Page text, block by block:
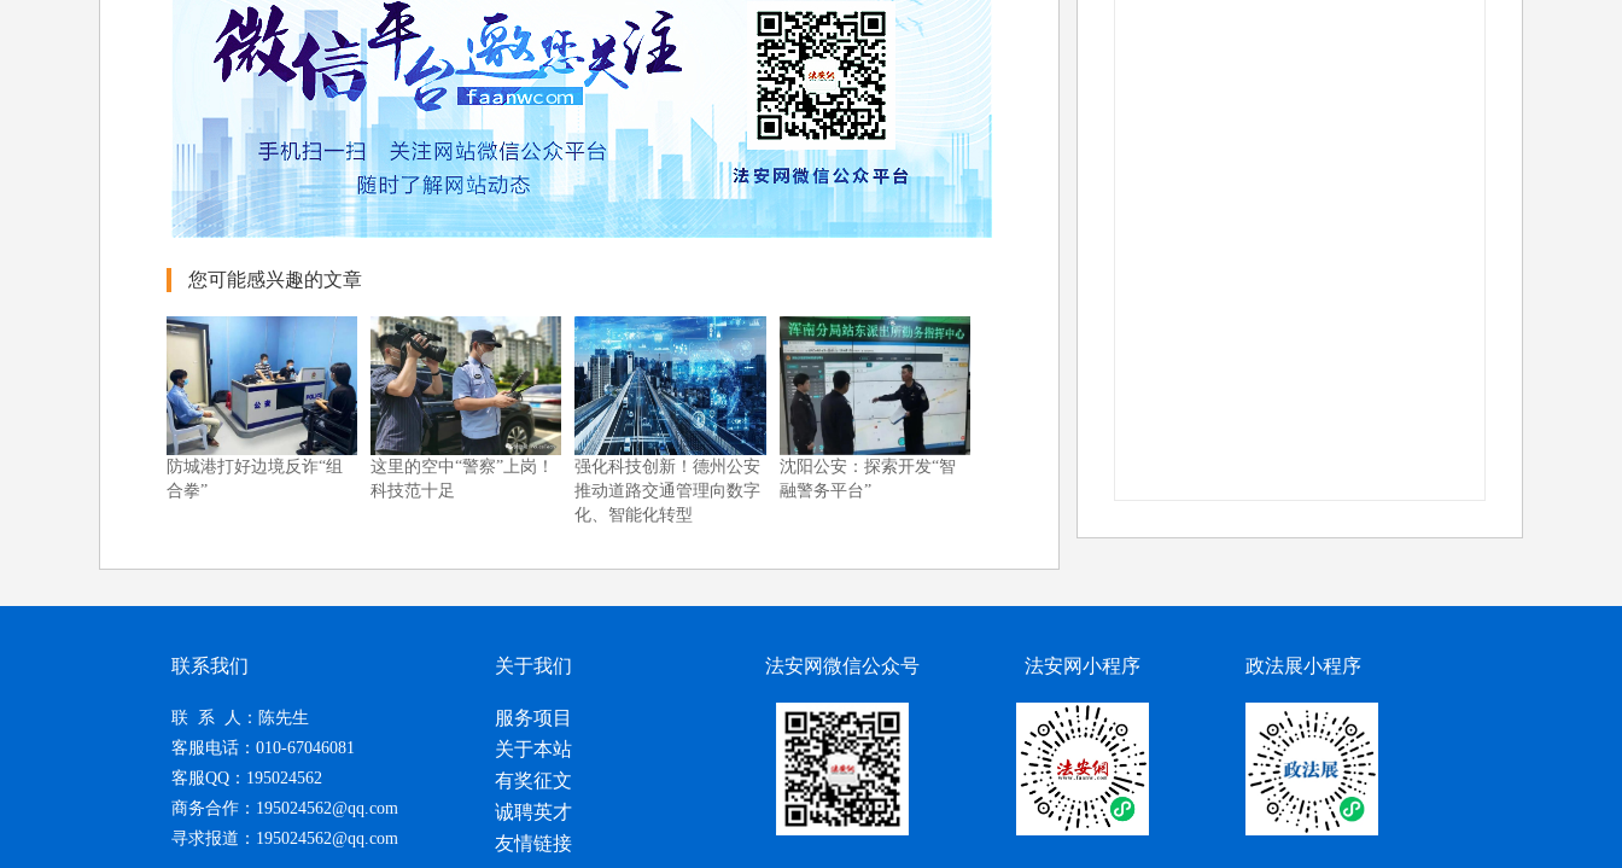
您可能感兴趣的文章
防城港打好边境反诈“组
合拳”
这里的空中“警察”上岗！
科技范十足
强化科技创新！德州公安
推动道路交通管理向数字
化、智能化转型
沈阳公安：探索开发“智
融警务平台”
联系我们
联 系 人：陈先生
客服电话：010-67046081
客服QQ：195024562
商务合作：195024562@qq.com
寻求报道：195024562@qq.com
关于我们
服务项目
关于本站
有奖征文
诚聘英才
友情链接
法安网微信公众号 法安网小程序 政法展小程序